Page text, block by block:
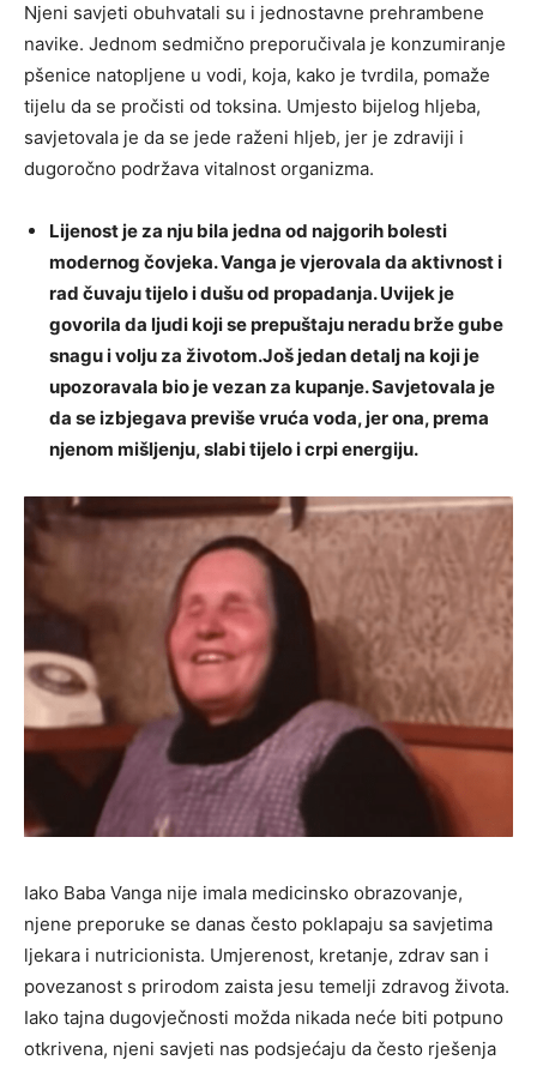
Njeni savjeti obuhvatali su i jednostavne prehrambene
navike. Jednom sedmično preporučivala je konzumiranje
pšenice natopljene u vodi, koja, kako je tvrdila, pomaže
tijelu da se pročisti od toksina. Umjesto bijelog hljeba,
savjetovala je da se jede raženi hljeb, jer je zdraviji i
dugoročno podržava vitalnost organizma.
Lijenost je za nju bila jedna od najgorih bolesti
modernog čovjeka. Vanga je vjerovala da aktivnost i
rad čuvaju tijelo i dušu od propadanja. Uvijek je
govorila da ljudi koji se prepuštaju neradu brže gube
snagu i volju za životom.Još jedan detalj na koji je
upozoravala bio je vezan za kupanje. Savjetovala je
da se izbjegava previše vruća voda, jer ona, prema
njenom mišljenju, slabi tijelo i crpi energiju.
Iako Baba Vanga nije imala medicinsko obrazovanje,
njene preporuke se danas često poklapaju sa savjetima
ljekara i nutricionista. Umjerenost, kretanje, zdrav san i
povezanost s prirodom zaista jesu temelji zdravog života.
Iako tajna dugovječnosti možda nikada neće biti potpuno
otkrivena, njeni savjeti nas podsjećaju da često rješenja